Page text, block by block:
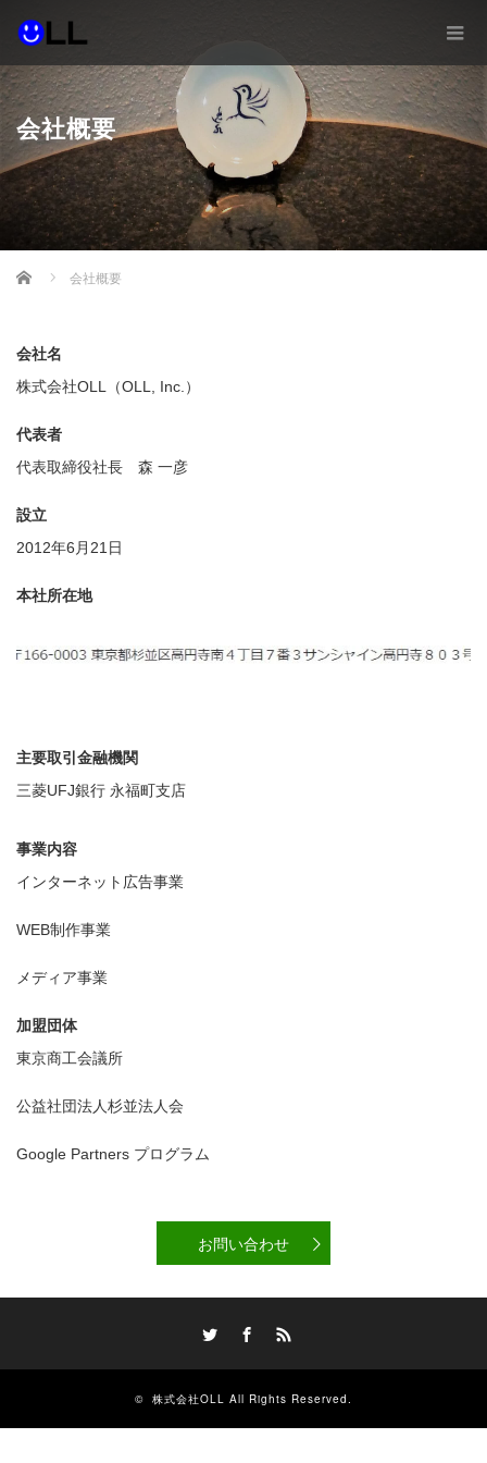
会社概要
Home 会社概要
会社名
株式会社OLL（OLL, Inc.）
代表者
代表取締役社長 森 一彦
設立
2012年6月21日
本社所在地
主要取引金融機関
三菱UFJ銀行 永福町支店
事業内容
インターネット広告事業
WEB制作事業
メディア事業
加盟団体
東京商工会議所
公益社団法人杉並法人会
Google Partners プログラム
お問い合わせ
© 株式会社OLL All Rights Reserved.